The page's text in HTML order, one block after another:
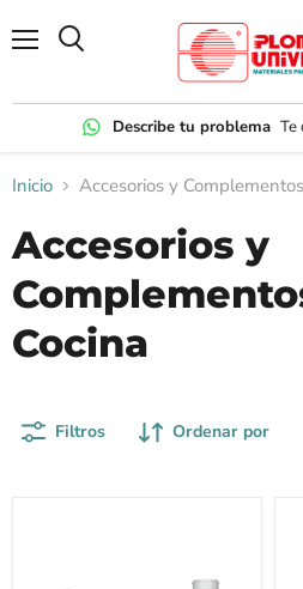
Describe tu problema Te
Inicio Accesorios y
Accesorios y
Cocina
Filtros Ordenar por